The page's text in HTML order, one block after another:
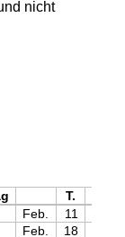
nicht
T.
Feb. 11
Feb. 18